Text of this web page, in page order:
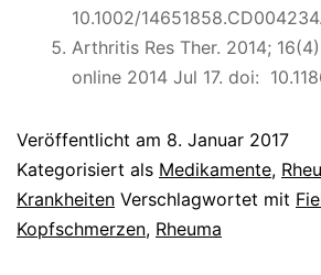
10.1002/
Arthritis Res Ther. 2014;
online 2014 Jul 17. doi:
Veröffentlicht am 8. Januar 2017
Kategorisiert als Medikamente,
Krankheiten Verschlagwortet mit
Kopfschmerzen, Rheuma